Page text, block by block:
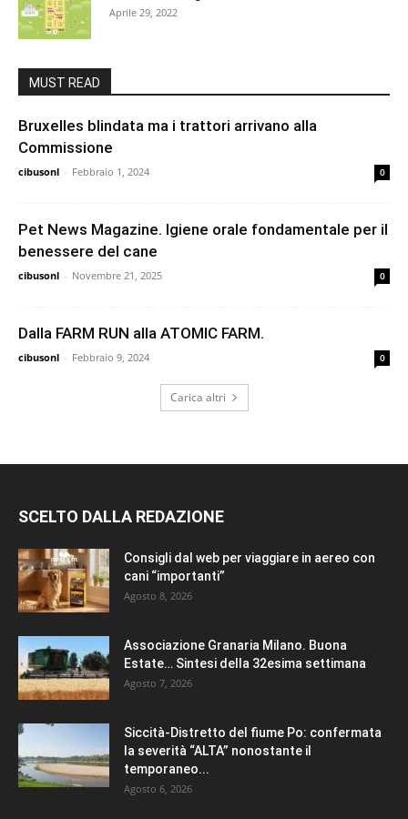
Aprile 29, 2022
MUST READ
Bruxelles blindata ma i trattori arrivano alla
Commissione
cibusonl - Febbraio 1, 2024 0
Pet News Magazine. Igiene orale fondamentale per il
benessere del cane
cibusonl - Novembre 21, 2025 0
Dalla FARM RUN alla ATOMIC FARM.
cibusonl - Febbraio 9, 2024 0
Carica altri
SCELTO DALLA REDAZIONE
Consigli dal web per viaggiare in aereo con
cani “importanti”
Agosto 8, 2026
Associazione Granaria Milano. Buona
Estate… Sintesi della 32esima settimana
Agosto 7, 2026
Siccità-Distretto del fiume Po: confermata
la severità “ALTA” nonostante il
temporaneo...
Agosto 6, 2026